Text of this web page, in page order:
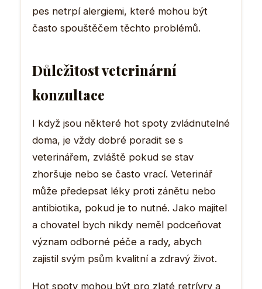
pes netrpí alergiemi, které mohou být
často spouštěčem těchto problémů.
Důležitost veterinární
konzultace
I když jsou některé hot spoty zvládnutelné
doma, je vždy dobré poradit se s
veterinářem, zvláště pokud se stav
zhoršuje nebo se často vrací. Veterinář
může předepsat léky proti zánětu nebo
antibiotika, pokud je to nutné. Jako majitel
a chovatel bych nikdy neměl podceňovat
význam odborné péče a rady, abych
zajistil svým psům kvalitní a zdravý život.
Hot spoty mohou být pro zlaté retrívry a